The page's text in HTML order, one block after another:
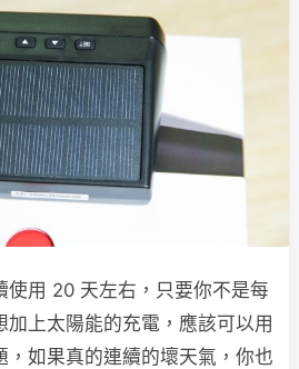
使用 20 天左右，只要你不是每
加上太陽能的充電，應該可以用
，如果真的連續的壞天氣，你也